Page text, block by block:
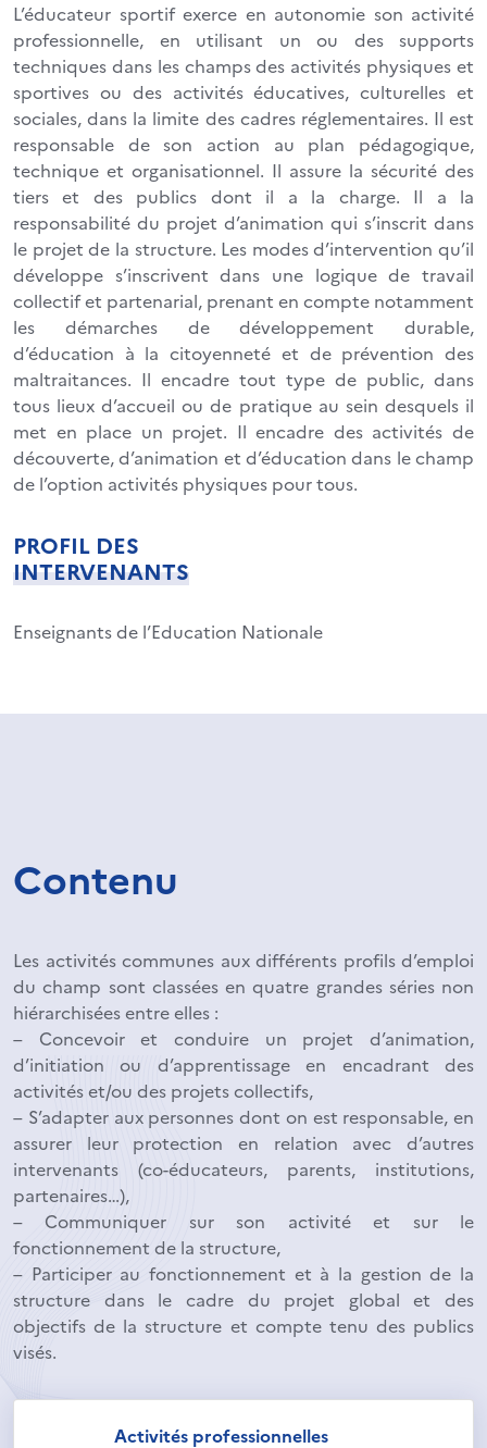
L’éducateur sportif exerce en autonomie son activité
professionnelle, en utilisant un ou des supports
techniques dans les champs des activités physiques et
sportives ou des activités éducatives, culturelles et
sociales, dans la limite des cadres réglementaires. Il est
responsable de son action au plan pédagogique,
technique et organisationnel. Il assure la sécurité des
tiers et des publics dont il a la charge. Il a la
responsabilité du projet d’animation qui s’inscrit dans
le projet de la structure. Les modes d’intervention qu’il
développe s’inscrivent dans une logique de travail
collectif et partenarial, prenant en compte notamment
les démarches de développement durable,
d’éducation à la citoyenneté et de prévention des
maltraitances. Il encadre tout type de public, dans
tous lieux d’accueil ou de pratique au sein desquels il
met en place un projet. Il encadre des activités de
découverte, d’animation et d’éducation dans le champ
de l’option activités physiques pour tous.
PROFIL DES
INTERVENANTS
Enseignants de l’Education Nationale
Contenu
Les activités communes aux différents profils d’emploi
du champ sont classées en quatre grandes séries non
hiérarchisées entre elles :
– Concevoir et conduire un projet d’animation,
d’initiation ou d’apprentissage en encadrant des
activités et/ou des projets collectifs,
– S’adapter aux personnes dont on est responsable, en
assurer leur protection en relation avec d’autres
intervenants (co-éducateurs, parents, institutions,
partenaires…),
– Communiquer sur son activité et sur le
fonctionnement de la structure,
– Participer au fonctionnement et à la gestion de la
structure dans le cadre du projet global et des
objectifs de la structure et compte tenu des publics
visés.
Activités professionnelles